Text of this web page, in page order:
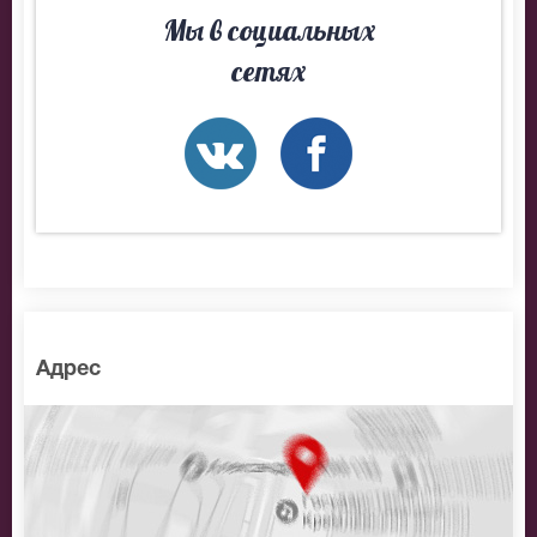
Мы в социальных
сетях
Адрес